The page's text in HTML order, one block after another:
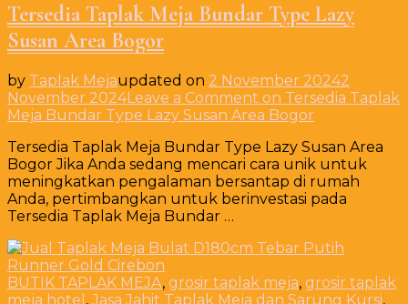
Tersedia Taplak Meja Bundar Type Lazy
Susan Area Bogor
by Taplak Mejaupdated on 2 November 20242
November 2024Leave a Comment on Tersedia Taplak
Meja Bundar Type Lazy Susan Area Bogor
Tersedia Taplak Meja Bundar Type Lazy Susan Area
Bogor Jika Anda sedang mencari cara unik untuk
meningkatkan pengalaman bersantap di rumah
Anda, pertimbangkan untuk berinvestasi pada
Tersedia Taplak Meja Bundar …
BUTIK TAPLAK MEJA, grosir taplak meja, grosir taplak
meja hotel ,Jasa Jahit Taplak Meja dan Sarung Kursi,